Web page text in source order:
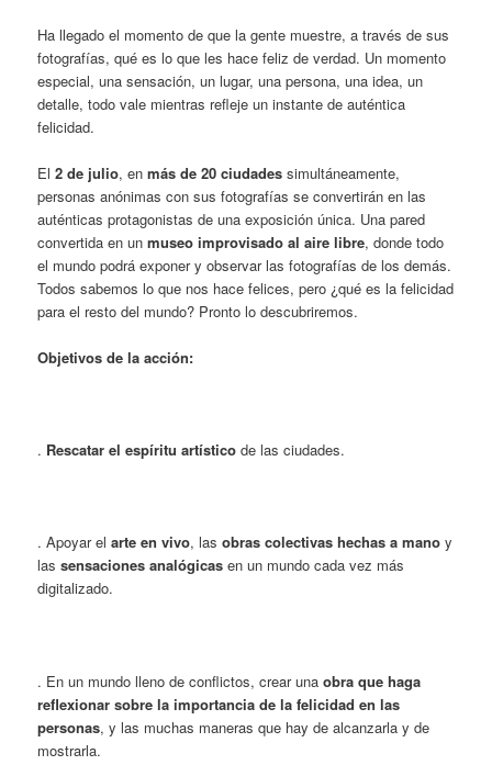
Ha llegado el momento de que la gente muestre, a través de sus
fotografías, qué es lo que les hace feliz de verdad. Un momento
especial, una sensación, un lugar, una persona, una idea, un
detalle, todo vale mientras refleje un instante de auténtica
felicidad.
El2 de julio, enmás de 20 ciudades simultáneamente,
personas anónimas con sus fotografías se convertirán en las
auténticas protagonistas de una exposición única. Una pared
convertida en unmuseo improvisado al aire libre, donde todo
el mundo podrá exponer y observar las fotografías de los demás.
Todos sabemos lo que nos hace felices, pero ¿qué es la felicidad
para el resto del mundo? Pronto lo descubriremos.
Objetivos de la acción:
. Rescatar el espíritu artístico de las ciudades.
. Apoyar elarte en vivo, lasobras colectivas hechas a mano y
lassensaciones analógicas en un mundo cada vez más
digitalizado.
. En un mundo lleno de conflictos, crear unaobra que haga
reflexionar sobre la importancia de la felicidad en las
personas, y las muchas maneras que hay de alcanzarla y de
mostrarla.